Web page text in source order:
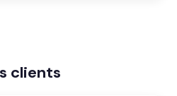
clients